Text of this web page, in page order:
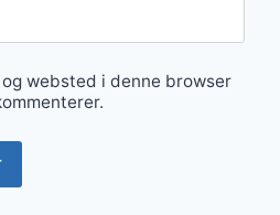
websted i denne browser